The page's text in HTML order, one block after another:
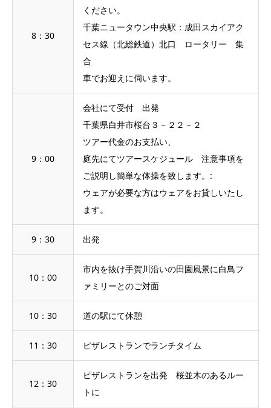
8：30
ください。
千葉ニュータウン中央駅：成田スカイアク
セス線（北総鉄道）北口 ロータリー 集
合
車でお迎えに伺います。
9：00
会社にて受付 出発
千葉県白井市桜台３－２２－２
ツアー代金のお支払い、
庭先にてツアースケジュール 注意事項を
ご説明し簡単な体操を致します。:
ウェアが必要な方はウェアをお貸しいたし
ます。
9：30 出発
10：00
市内を抜け手賀川沿いの田園風景に白鳥フ
ァミリーとのご対面
10：30 道の駅にて休憩
11：30 ピザレストランでランチタイム
12：30
ピザレストランを出発 桜並木のあるルー
トに